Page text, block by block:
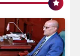
اتحاد